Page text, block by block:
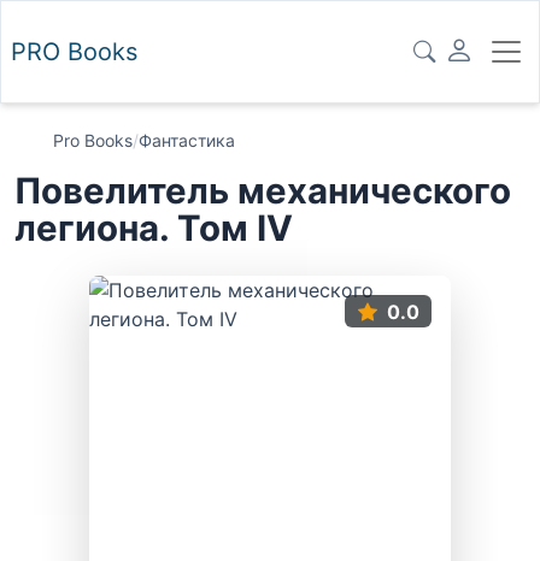
PRO Books
Pro Books/Фантастика
Повелитель механического
легиона. Том IV
0.0